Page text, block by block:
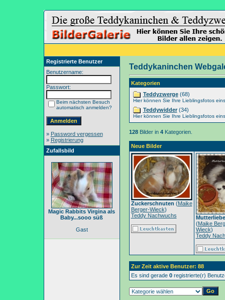
Registrierte Benutzer
Benutzername:
Passwort:
Beim nächsten Besuch
automatisch anmelden?
» Password vergessen
» Registrierung
Zufallsbild
Magic Rabbits Virgina als
Baby...sooo süß
Gast
Teddykaninchen
Kategorien
Teddyzwerge(68)
Hier können Sie Ihre Lieblingsfotos
Teddywidder(34)
Hier können Sie Ihre Lieblingsfotos
128Bilder in 4Kategorien.
Neue Bilder
Zuckerschnuten (Maike
Berger-Wieck)
Teddy Nachwuchs
Mutterliebe
(Maike
Wieck)
Teddy
Zur Zeit aktive Benutzer: 88
Es sind gerade 0registrierte(r)